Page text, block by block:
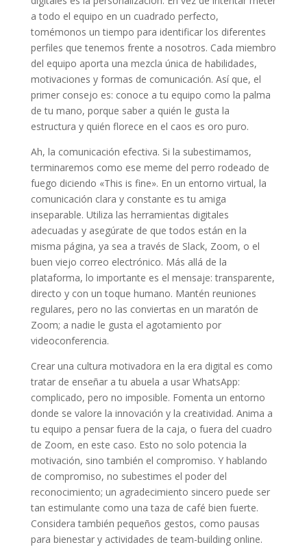
a todo el equipo en un cuadrado perfecto,
tomémonos un tiempo para identificar los diferentes
perfiles que tenemos frente a nosotros. Cada miembro
del equipo aporta una mezcla única de habilidades,
motivaciones y formas de comunicación. Así que, el
primer consejo es: conoce a tu equipo como la palma
de tu mano, porque saber a quién le gusta la
estructura y quién florece en el caos es oro puro.
Ah, la comunicación efectiva. Si la subestimamos,
terminaremos como ese meme del perro rodeado de
fuego diciendo «This is fine». En un entorno virtual, la
comunicación clara y constante es tu amiga
inseparable. Utiliza las herramientas digitales
adecuadas y asegúrate de que todos están en la
misma página, ya sea a través de Slack, Zoom, o el
buen viejo correo electrónico. Más allá de la
plataforma, lo importante es el mensaje: transparente,
directo y con un toque humano. Mantén reuniones
regulares, pero no las conviertas en un maratón de
Zoom; a nadie le gusta el agotamiento por
videoconferencia.
Crear una cultura motivadora en la era digital es como
tratar de enseñar a tu abuela a usar WhatsApp:
complicado, pero no imposible. Fomenta un entorno
donde se valore la innovación y la creatividad. Anima a
tu equipo a pensar fuera de la caja, o fuera del cuadro
de Zoom, en este caso. Esto no solo potencia la
motivación, sino también el compromiso. Y hablando
de compromiso, no subestimes el poder del
reconocimiento; un agradecimiento sincero puede ser
tan estimulante como una taza de café bien fuerte.
Considera también pequeños gestos, como pausas
para bienestar y actividades de team-building online.